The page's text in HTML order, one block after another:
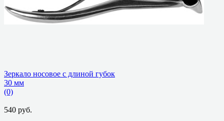
Зеркало носовое с длиной губок
30 мм
(0)
540 руб.